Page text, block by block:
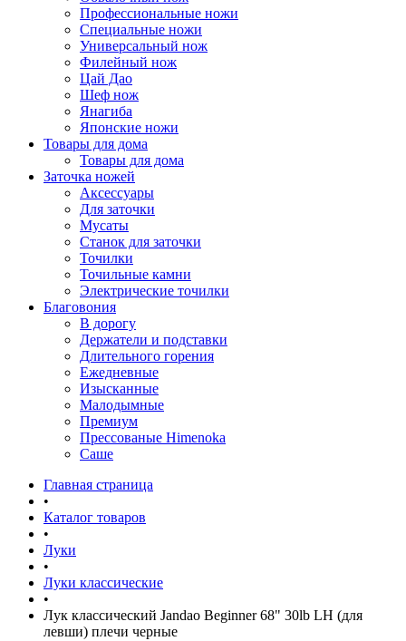
Профессиональные ножи
Специальные ножи
Универсальный нож
Филейный нож
Цай Дао
Шеф нож
Янагиба
Японские ножи
Товары для дома
Товары для дома
Заточка ножей
Аксессуары
Для заточки
Мусаты
Станок для заточки
Точилки
Точильные камни
Электрические точилки
Благовония
В дорогу
Держатели и подставки
Длительного горения
Ежедневные
Изысканные
Малодымные
Премиум
Прессованые Himenoka
Саше
Главная страница
•
Каталог товаров
•
Луки
•
Луки классические
•
Лук классический Jandao Beginner 68" 30lb LH (для
левши) плечи черные